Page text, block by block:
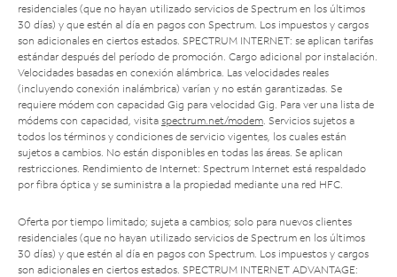
residenciales (que no hayan utilizado servicios de Spectrum en los últimos
30 días) y que estén al día en pagos con Spectrum. Los impuestos y cargos
son adicionales en ciertos estados. SPECTRUM INTERNET: se aplican tarifas
estándar después del período de promoción. Cargo adicional por instalación.
Velocidades basadas en conexión alámbrica. Las velocidades reales
(incluyendo conexión inalámbrica) varían y no están garantizadas. Se
requiere módem con capacidad Gig para velocidad Gig. Para ver una lista de
módems con capacidad, visita spectrum.net/modem . Servicios sujetos a
todos los términos y condiciones de servicio vigentes, los cuales están
sujetos a cambios. No están disponibles en todas las áreas. Se aplican
restricciones. Rendimiento de Internet: Spectrum Internet está respaldado
por fibra óptica y se suministra a la propiedad mediante una red HFC.
Oferta por tiempo limitado; sujeta a cambios; solo para nuevos clientes
residenciales (que no hayan utilizado servicios de Spectrum en los últimos
30 días) y que estén al día en pagos con Spectrum. Los impuestos y cargos
son adicionales en ciertos estados. SPECTRUM INTERNET ADVANTAGE: